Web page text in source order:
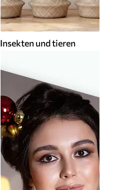
Insekten und tieren